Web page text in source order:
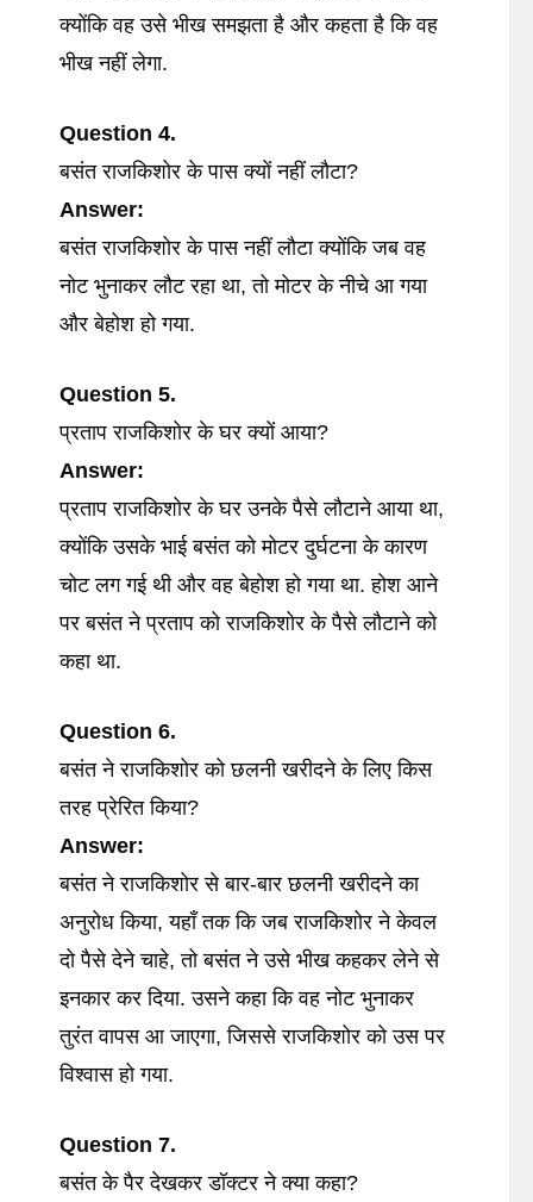
क्योंकि वह उसे भीख समझता है और कहता है कि वह
भीख नहीं लेगा.
Question 4.
बसंत राजकिशोर के पास क्यों नहीं लौटा?
Answer:
बसंत राजकिशोर के पास नहीं लौटा क्योंकि जब वह
नोट भुनाकर लौट रहा था, तो मोटर के नीचे आ गया
और बेहोश हो गया.
Question 5.
प्रताप राजकिशोर के घर क्यों आया?
Answer:
प्रताप राजकिशोर के घर उनके पैसे लौटाने आया था,
क्योंकि उसके भाई बसंत को मोटर दुर्घटना के कारण
चोट लग गई थी और वह बेहोश हो गया था. होश आने
पर बसंत ने प्रताप को राजकिशोर के पैसे लौटाने को
कहा था.
Question 6.
बसंत ने राजकिशोर को छलनी खरीदने के लिए किस
तरह प्रेरित किया?
Answer:
बसंत ने राजकिशोर से बार-बार छलनी खरीदने का
अनुरोध किया, यहाँ तक कि जब राजकिशोर ने केवल
दो पैसे देने चाहे, तो बसंत ने उसे भीख कहकर लेने से
इनकार कर दिया. उसने कहा कि वह नोट भुनाकर
तुरंत वापस आ जाएगा, जिससे राजकिशोर को उस पर
विश्वास हो गया.
Question 7.
बसंत के पैर देखकर डॉक्टर ने क्या कहा?